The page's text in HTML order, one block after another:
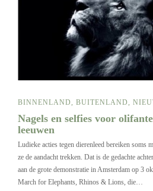
BINNENLAND BUITENLAND
Nagels en selfies voor
leeuwen
Ludieke acties tegen dierenleed bereiken soms
ze de aandacht trekken. Dat is de gedachte
aan de grote demonstratie in Amsterdam op 3
March for Elephants, Rhinos & Lions, die…